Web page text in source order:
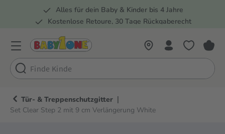
Zur Hauptnavigation springen
Alles für dein Baby & Kinder bis 4 Jahre
Kostenlose Retoure, 30 Tage Rückgaberecht
Tür- & Treppenschutzgitter |
Set Clear Step 2 mit 9 cm Verlängerung White